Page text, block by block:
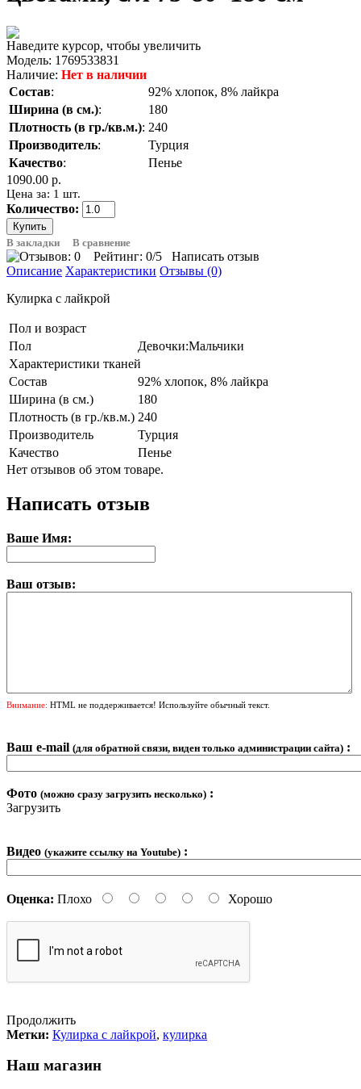
Наведите курсор, чтобы увеличить
Модель: 1769533831
Наличие: Нет в наличии
Состав:
92% хлопок, 8% лайкра
Ширина (в см.):
180
Плотность (в гр./кв.м.): 240
Производитель:
Турция
Качество:
Пенье
1090.00 р.
Цена за: 1 шт.
Количество:
В закладки В сравнение
Рейтинг: 0/5
Написать отзыв
Описание Характеристики Отзывы (0)
Кулирка с лайкрой
Пол и возраст
Пол
Девочки:Мальчики
Характеристики тканей
Состав
92% хлопок, 8% лайкра
Ширина (в см.)
180
Плотность (в гр./кв.м.) 240
Производитель
Турция
Качество
Пенье
Нет отзывов об этом товаре.
Написать отзыв
Ваше Имя:
Ваш отзыв:
Внимание: HTML не поддерживается! Используйте обычный текст.
Ваш e-mail (для обратной связи, виден только администрации сайта) :
Фото (можно сразу загрузить несколько) :
Загрузить
Видео (укажите ссылку на Youtube) :
Оценка: Плохо Хорошо
Продолжить
Метки: Кулирка с лайкрой, кулирка
Наш магазин